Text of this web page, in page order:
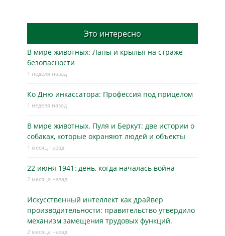
Это интересно
В мире животных: Лапы и крылья на страже
безопасности
1 неделя назад
Ко Дню инкассатора: Профессия под прицелом
1 неделя назад
В мире животных. Пуля и Беркут: две истории о
собаках, которые охраняют людей и объекты
1 месяц назад
22 июня 1941: день, когда началась война
2 месяца назад
Искусственный интеллект как драйвер
производительности: правительство утвердило
механизм замещения трудовых функций.
2 месяца назад